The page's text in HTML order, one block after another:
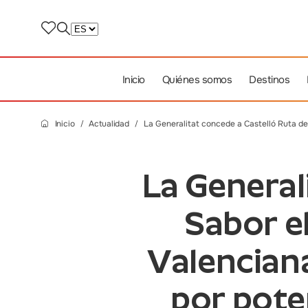
Inicio Quiénes somos Destinos
Inicio Actualidad La Generalitat concede a Castelló Ruta
La
Sabor
por